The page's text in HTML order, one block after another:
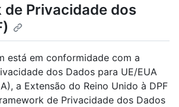
de Privacidade dos
está em conformidade com a
dos Dados para UE/EUA
a Extensão do Reino Unido à DPF
de Privacidade dos Dados